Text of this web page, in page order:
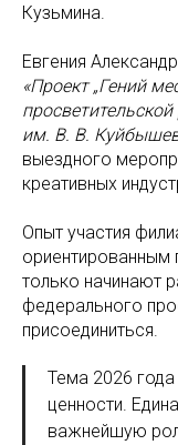
Кузьмина.
Евгения
«Проект „Гений
им. В. В.
выездного
креативных
Опыт участия
ориентированным
только начинают
федерального
присоединиться.
Тема 2026
ценности.
важнейшую